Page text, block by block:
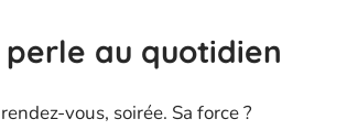
au quotidien
vous, soirée. Sa force ?